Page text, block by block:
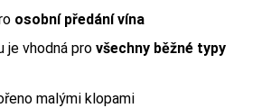
osobní předání vína
je vhodná pro všechny běžné typy
malými klopami